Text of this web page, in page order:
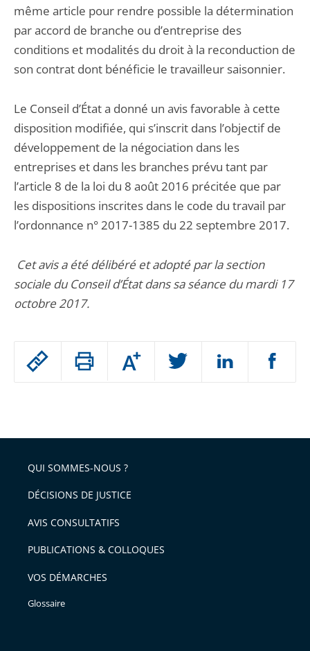
Passer
arriver
après
Augmenter
ou
l'article
pour
avant
même article pour rendre possible la détermination
par accord de branche ou d’entreprise des
conditions et modalités du droit à la reconduction de
son contrat dont bénéficie le travailleur saisonnier.
Le Conseil d’État a donné un avis favorable à cette
disposition modifiée, qui s’inscrit dans l’objectif de
développement de la négociation dans les
entreprises et dans les branches prévu tant par
l’article 8 de la loi du 8 août 2016 précitée que par
les dispositions inscrites dans le code du travail par
l’ordonnance n° 2017-1385 du 22 septembre 2017.
Cet avis a été délibéré et adopté par la section
sociale du Conseil d’État dans sa séance du mardi 17
octobre 2017.
QUI SOMMES-NOUS ?
DÉCISIONS DE JUSTICE
AVIS CONSULTATIFS
PUBLICATIONS & COLLOQUES
VOS DÉMARCHES
Glossaire